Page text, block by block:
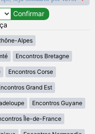
Alpes
Encontros Bretagne
Encontros Corse
Grand Est
Encontros Guyane
Île-de-France